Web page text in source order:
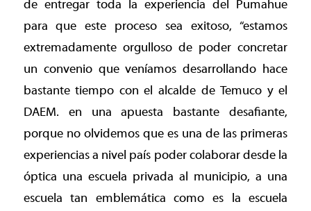
de entregar toda la experiencia del Pumahue
para que este proceso sea exitoso, “estamos
extremadamente orgulloso de poder concretar
un convenio que veníamos desarrollando hace
bastante tiempo con el alcalde de Temuco y el
DAEM. en una apuesta bastante desafiante,
porque no olvidemos que es una de las primeras
experiencias a nivel país poder colaborar desde la
óptica una escuela privada al municipio, a una
escuela tan emblemática como es la escuela